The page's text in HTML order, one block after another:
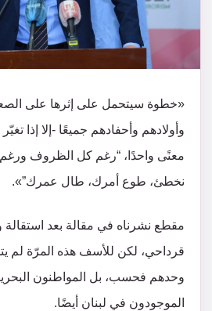
«خطوة سيتحمل على إثرها على
وأولادهم وأحفادهم جميعًا -إلا إذا
معنًى واحدًا، “رغم كل الظروف ورغم
نخطئ، طوع أمرك، طال عمرك”».
مقطع نشرناه في مقالة بعد استقالة
قرداحي، لكن للأسف هذه المرّة لم
وحدهم فحسب، بل المواطنون
الموجودون في لبنان أيضًا.